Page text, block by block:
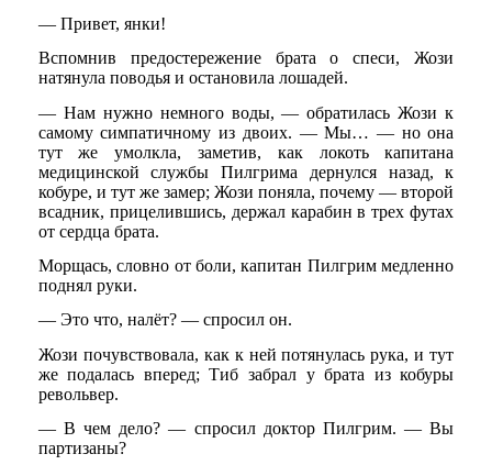
— Привет, янки!
Вспомнив предостережение брата о спеси, Жози
натянула поводья и остановила лошадей.
— Нам нужно немного воды, — обратилась Жози к
самому симпатичному из двоих. — Мы… — но она
тут же умолкла, заметив, как локоть капитана
медицинской службы Пилгрима дернулся назад, к
кобуре, и тут же замер; Жози поняла, почему — второй
всадник, прицелившись, держал карабин в трех футах
от сердца брата.
Морщась, словно от боли, капитан Пилгрим медленно
поднял руки.
— Это что, налёт? — спросил он.
Жози почувствовала, как к ней потянулась рука, и тут
же подалась вперед; Тиб забрал у брата из кобуры
револьвер.
— В чем дело? — спросил доктор Пилгрим. — Вы
партизаны?